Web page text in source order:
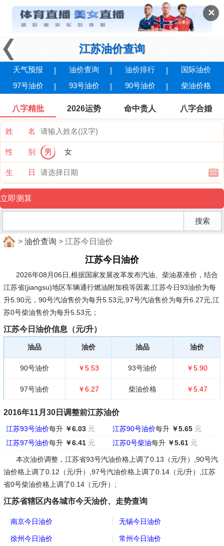
✕
江苏油价查询
天气预报 油价查询 油价排行
国际油价
97号油价
93号油价 90号油价 柴油价格
八字精批 2026运势 命中贵人 八字合婚
姓 名
性 别 男 女
生 日
> 油价查询 > 江苏今日油价
江苏今日油价
2026年08月06日,根据国家发展改革发布汽油、柴油基准价，结合
江苏省(jiangsu)地区车辆通行燃油附加税等因素,江苏今日93油价为每
升5.90元，90号汽油售价为每升5.53元,97号汽油售价为每升6.27元,江
苏0号柴油售价为每升5.53元；
江苏今日油价信息（元/升）
油品 油价 油品 油价
90号油价 ￥5.53 93号油价 ￥5.90
97号油价 ￥6.27 柴油价格 ￥5.47
2016年11月30日调整前江苏油价
江苏93号油价每升 ￥6.03 元 江苏90号油价每升 ￥5.65 元
江苏97号油价每升 ￥6.41 元 江苏0号柴油每升 ￥5.61 元
本次油价调整，江苏省93号汽油价格上调了0.13（元/升）,90号汽
油价格上调了0.12（元/升）,97号汽油价格上调了0.14（元/升）,江苏
省0号柴油价格上调了0.14（元/升）;
江苏省辖区内各城市今天油价、走势查询
南京今日油价 无锡今日油价
徐州今日油价 常州今日油价